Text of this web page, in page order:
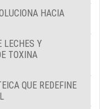
HACIA
LECHES Y
TOXINA
QUE REDEFINE